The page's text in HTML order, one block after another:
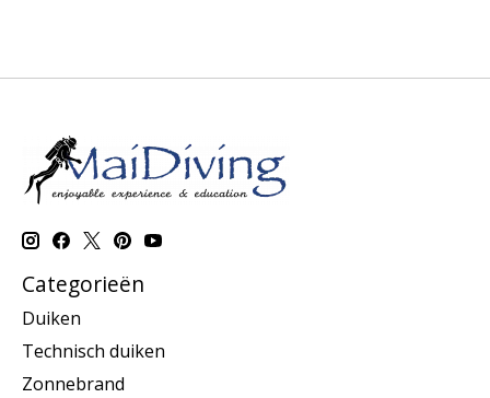
Categorieën
Duiken
Technisch duiken
Zonnebrand